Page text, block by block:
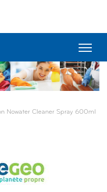
Nowater Cleaner Spray 600ml